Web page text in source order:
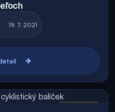
19. 7. 2021